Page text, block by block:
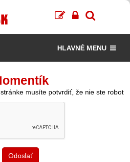
HLAVNÉ MENU
musíte potvrdiť, že nie ste robot
Odoslať